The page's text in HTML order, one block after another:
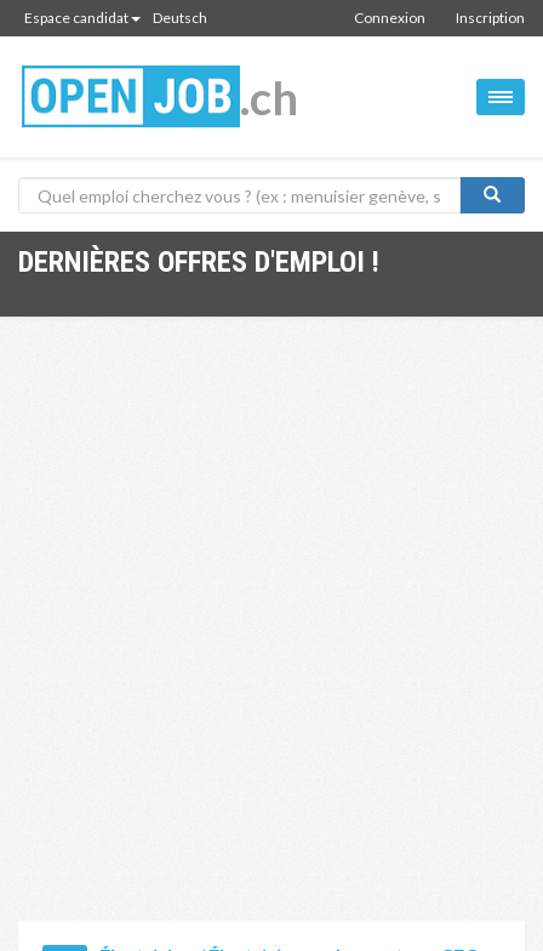
Espace candidat Deutsch Inscription
Connexion
.ch
DERNIÈRES OFFRES D'EMPLOI !